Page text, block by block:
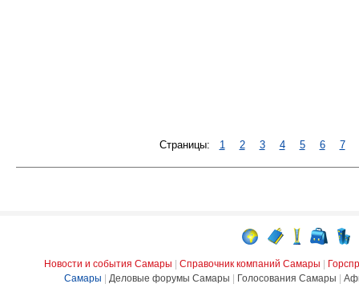
Страницы: 1 2 3 4 5 6 7
Новости и события Самары Справочник компаний Самары
Самары
Деловые форумы Самары Голосования Самары